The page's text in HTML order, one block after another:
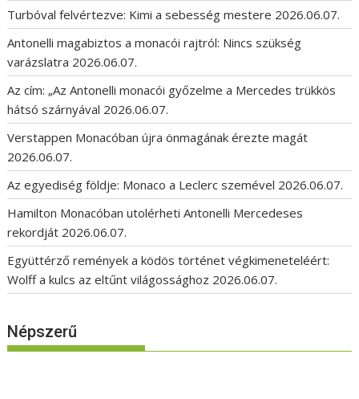
Turbóval felvértezve: Kimi a sebesség mestere 2026.06.07.
Antonelli magabiztos a monacói rajtról: Nincs szükség
varázslatra 2026.06.07.
Az cím: „Az Antonelli monacói győzelme a Mercedes trükkös
hátsó szárnyával 2026.06.07.
Verstappen Monacóban újra önmagának érezte magát
2026.06.07.
Az egyediség földje: Monaco a Leclerc szemével 2026.06.07.
Hamilton Monacóban utolérheti Antonelli Mercedeses
rekordját 2026.06.07.
Együttérző remények a ködös történet végkimeneteléért:
Wolff a kulcs az eltűnt világossághoz 2026.06.07.
Népszerű